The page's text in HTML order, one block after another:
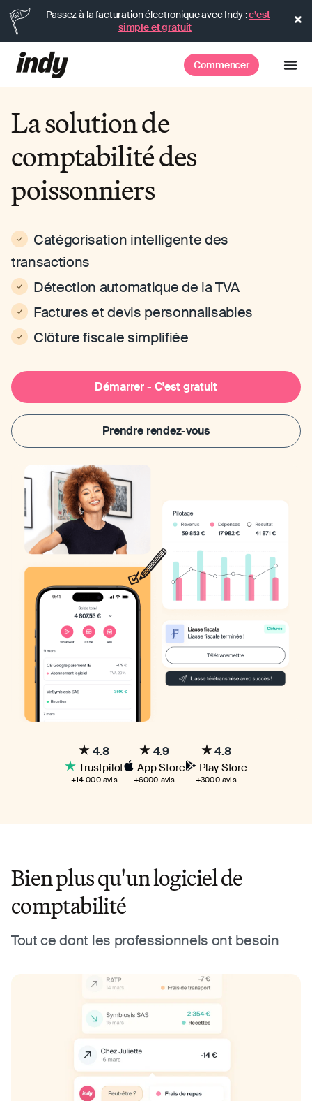
Passez à la facturation électronique avec Indy :c’est
simple et gratuit
Commencer
La solution de
comptabilité des
poissonniers
Catégorisation intelligente des
transactions
Détection automatique de la TVA
Factures et devis personnalisables
Clôture fiscale simplifiée
Démarrer - C'est gratuit
Prendre rendez-vous
4.8
Trustpilot
+14 000 avis
4.9
App Store
+6000 avis
4.8
Play Store
+3000 avis
Bien plus qu'un logiciel de
comptabilité
Tout ce dont les professionnels ont besoin